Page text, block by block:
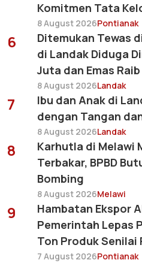
Komitmen Tata
8 August 2026Pontianak
6
Ditemukan Tewas
di Landak Diduga
Juta dan Emas Raib
8 August 2026Landak
7
Ibu dan Anak di
dengan Tangan
8 August 2026Landak
8
Karhutla di Melawi
Terbakar, BPBD
Bombing
8 August 2026Melawi
9
Hambatan Ekspor
Pemerintah Lepas
Ton Produk Senilai
7 August 2026Pontianak